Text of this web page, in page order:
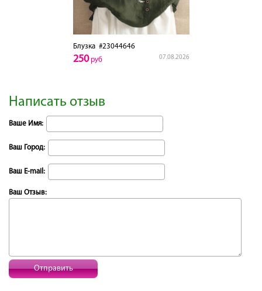
Блузка#23044646
07.08.2026
250руб
Написать отзыв
Ваше Имя:
Ваш Город:
Ваш E-mail:
Ваш Отзыв:
Отправить